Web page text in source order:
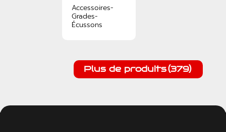
Accessoires-
Grades-
Écussons
Plus de produits(379)